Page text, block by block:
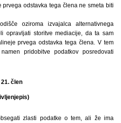
odstavka tega člena ne smeta biti
oziroma izvajalca alternativnega
opravljati storitve mediacije, da ta sam
prvega odstavka tega člena. V tem
pridobitve podatkov posredovati
21. člen
zlasti podatke o tem, ali že ima